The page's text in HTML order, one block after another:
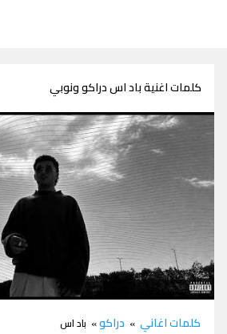
كلمات اغنية باد اس دراكو ونوبي
كلمات اغاني » دراكو» باد اس